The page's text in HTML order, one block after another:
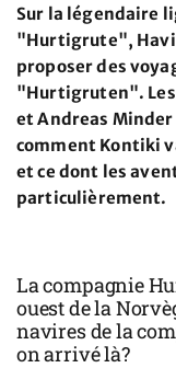
Sur la légendaire
"Hurtigrute",
proposer des
"Hurtigruten".
et Andreas
comment Kontiki
et ce dont les
particulièrement.
La compagnie
ouest de la
navires de la
on arrivé là?